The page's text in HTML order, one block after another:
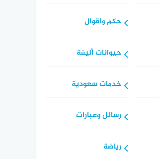
حكم واقوال
حيوانات أليفة
خدمات سعودية
رسائل وعبارات
رياضة